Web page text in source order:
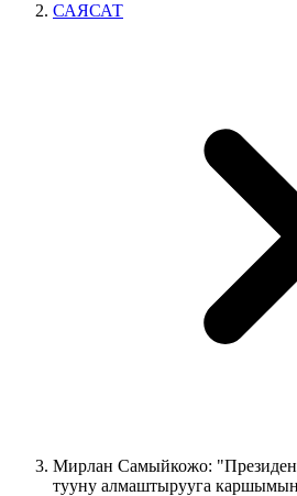
САЯСАТ
Мирлан Самыйкожо:
тууну алмаштырууга